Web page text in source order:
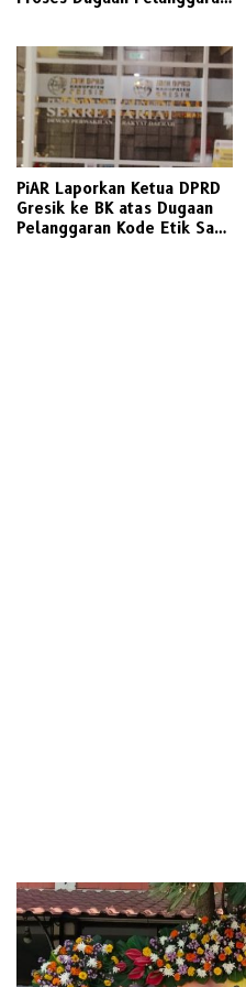
PiAR Laporkan Ketua DPRD
Gresik ke BK atas Dugaan
Pelanggaran Kode Etik Saat